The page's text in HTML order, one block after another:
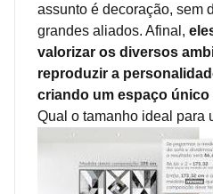
assunto é decoração, sem
grandes aliados. Afinal,
valorizar os diversos
reproduzir a
criando um espaço único
Qual o tamanho ideal para